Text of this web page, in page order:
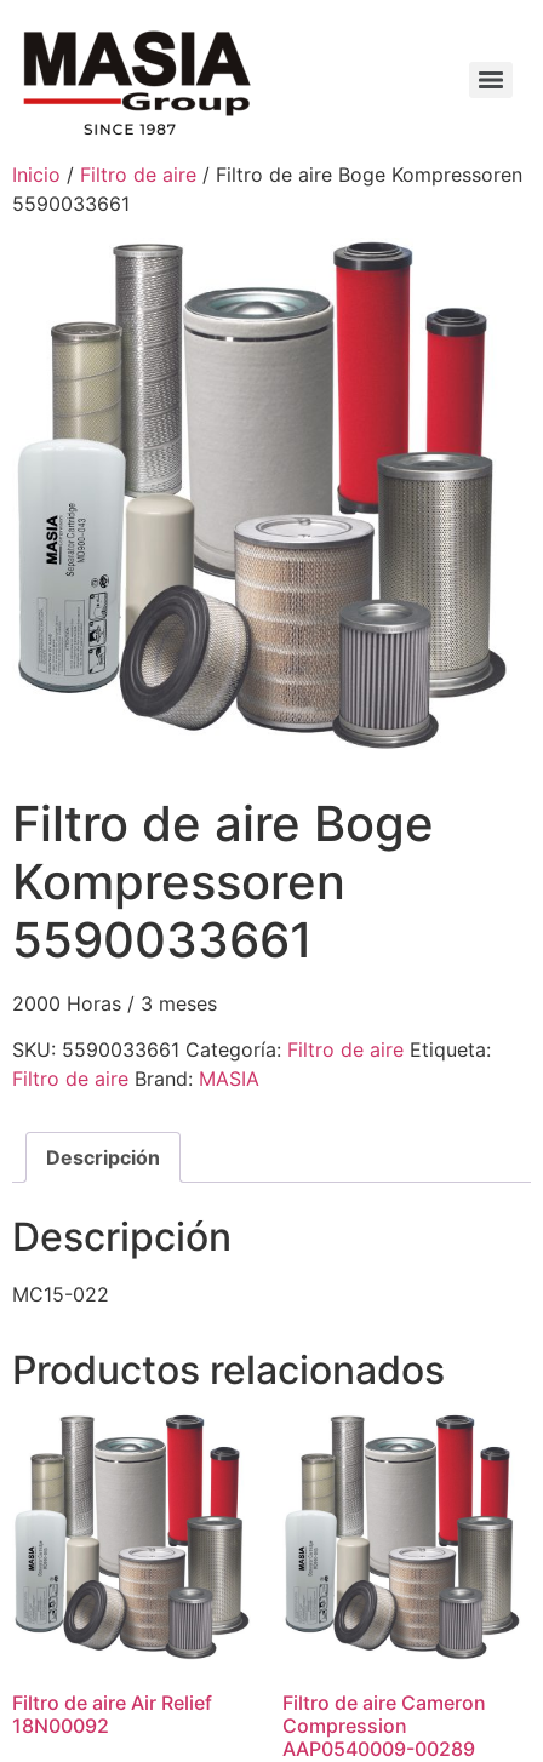
Inicio / Filtro de aire / Filtro de aire Boge Kompressoren
5590033661
Filtro de aire Boge
Kompressoren
5590033661
2000 Horas / 3 meses
SKU: 5590033661 Categoría: Filtro de aire Etiqueta:
Filtro de aire Brand: MASIA
Descripción
Descripción
MC15-022
Productos relacionados
Filtro de aire Air Relief
18N00092
Filtro de aire Cameron
Compression
AAP0540009-00289